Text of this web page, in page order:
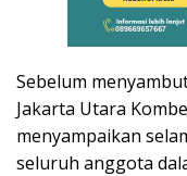
Sebelum
Jakarta Utara
menyampaikan
seluruh anggota